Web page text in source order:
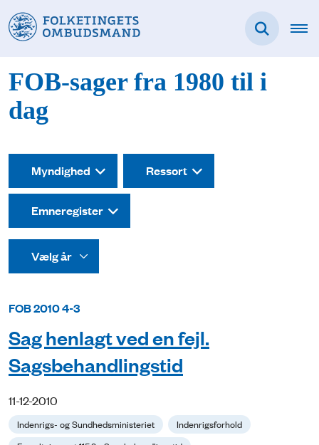
FOB-sager fra 1980 til i
dag
Myndighed Ressort
Emneregister
FOB 2010 4-3
Sag henlagt ved en fejl.
Sagsbehandlingstid
11-12-2010
Indenrigs- og Sundhedsministeriet
Indenrigsforhold